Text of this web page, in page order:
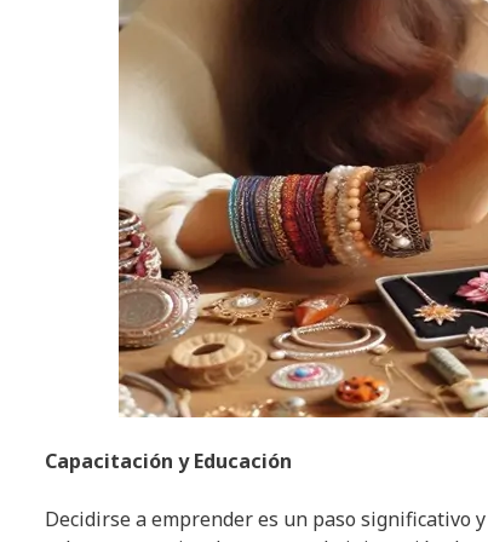
Capacitación y Educación
Decidirse a emprender es un paso significativo